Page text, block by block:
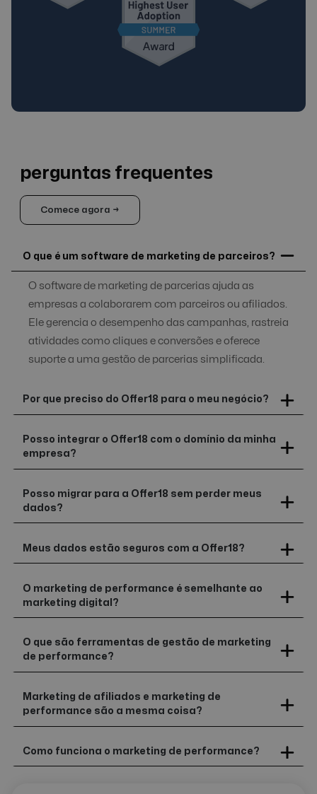
perguntas frequentes
Comece agora →
O que é um software de marketing de parceiros?
O software de marketing de parcerias ajuda as
empresas a colaborarem com parceiros ou afiliados.
Ele gerencia o desempenho das campanhas, rastreia
atividades como cliques e conversões e oferece
suporte a uma gestão de parcerias simplificada.
Por que preciso do Offer18 para o meu negócio?
Posso integrar o Offer18 com o domínio da minha
empresa?
Posso migrar para a Offer18 sem perder meus
dados?
Meus dados estão seguros com a Offer18?
O marketing de performance é semelhante ao
marketing digital?
O que são ferramentas de gestão de marketing
de performance?
Marketing de afiliados e marketing de
performance são a mesma coisa?
Como funciona o marketing de performance?